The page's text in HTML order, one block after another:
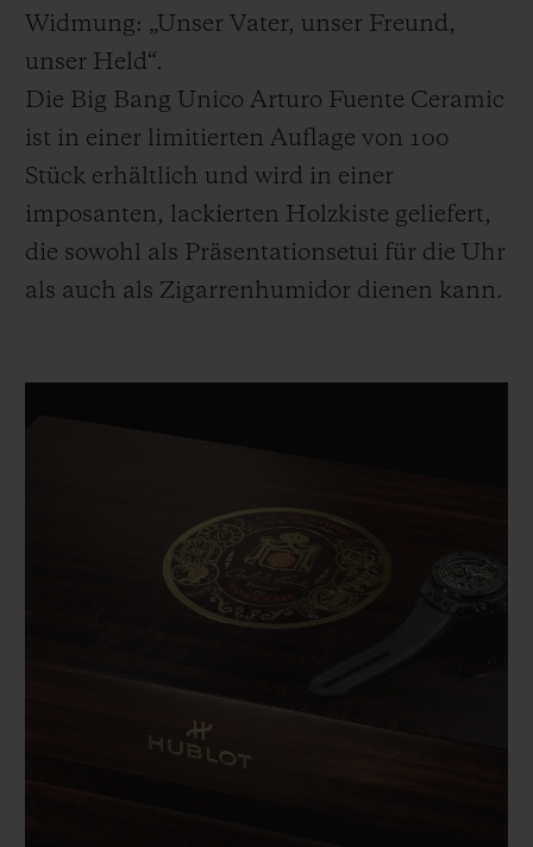
Widmung: „Unser Vater, unser Freund,
unser Held“.
Die Big Bang Unico Arturo Fuente Ceramic
ist in einer limitierten Auflage von 100
Stück erhältlich und wird in einer
imposanten, lackierten Holzkiste geliefert,
die sowohl als Präsentationsetui für die Uhr
als auch als Zigarrenhumidor dienen kann.